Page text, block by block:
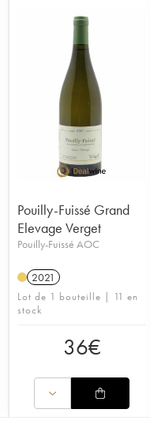
Pouilly-Fuissé Grand
Elevage Verget
Pouilly-Fuissé AOC
2021
Lot de 1 bouteille | 11 en
stock
36€